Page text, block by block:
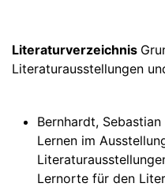
Literaturverzeichnis
Literaturausstellungen
Bernhardt,
Lernen im
Lernorte für den